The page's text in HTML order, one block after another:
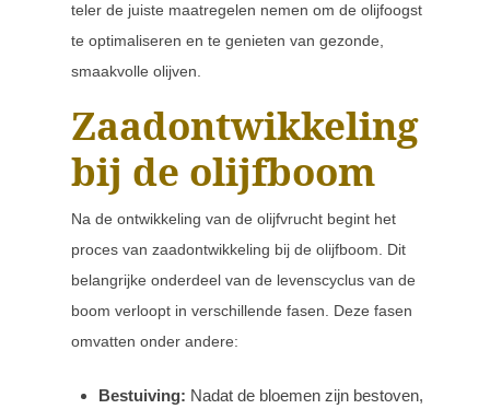
teler de juiste maatregelen nemen om de olijfoogst
te optimaliseren en te genieten van gezonde,
smaakvolle olijven.
Zaadontwikkeling
bij de olijfboom
Na de ontwikkeling van de olijfvrucht begint het
proces van zaadontwikkeling bij de olijfboom. Dit
belangrijke onderdeel van de levenscyclus van de
boom verloopt in verschillende fasen. Deze fasen
omvatten onder andere:
Bestuiving: Nadat de bloemen zijn bestoven,